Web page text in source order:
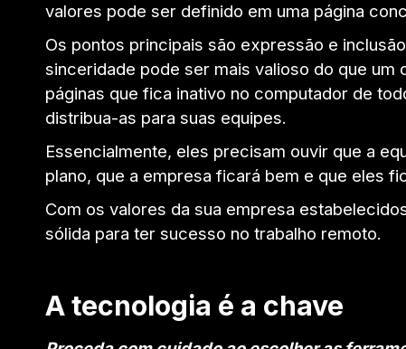
valores pode ser definido em uma página
Os pontos principais são expressão e
sinceridade pode ser mais valioso do que um
páginas que fica inativo no computador de
distribua-as para suas equipes.
Essencialmente, eles precisam ouvir que a
plano, que a empresa ficará bem e que eles
Com os valores da sua empresa
sólida para ter sucesso no trabalho remoto.
A tecnologia é a chave